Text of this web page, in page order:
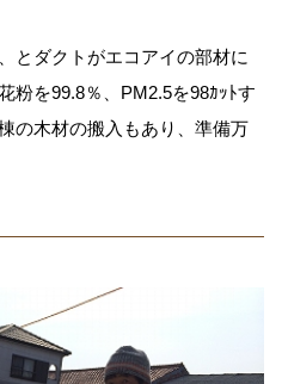
とダクトがエコアイの部材に
粉を99.8％、PM2.5を98ｶｯﾄす
の木材の搬入もあり、準備万